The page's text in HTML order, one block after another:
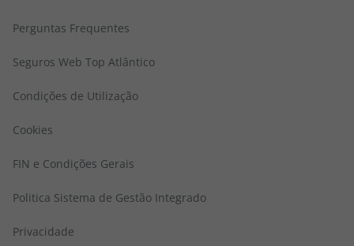
Perguntas Frequentes
Seguros Web Top Atlântico
Condições de Utilização
Cookies
FIN e Condições Gerais
Politica Sistema de Gestão Integrado
Privacidade